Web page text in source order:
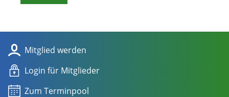
Mitglied werden
Login für Mitglieder
Zum Terminpool